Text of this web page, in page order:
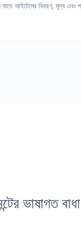
আইটেমের বিবরণ, মূল্য এবং
ভাষাগত